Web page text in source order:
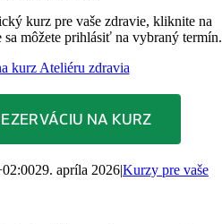
kurz pre vaše zdravie, kliknite na
môžete prihlásiť na vybraný termín.
NA KURZ
29. apríla 2026|Kurzy pre vaše